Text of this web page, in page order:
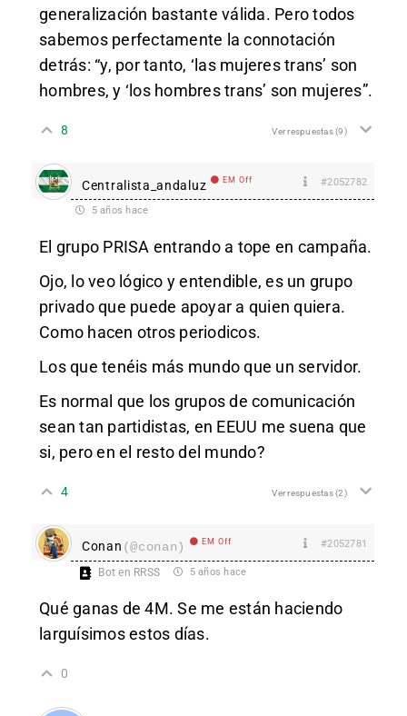
generalización bastante válida. Pero todos
sabemos perfectamente la connotación
detrás: “y, por tanto, ‘las mujeres trans’ son
hombres, y ‘los hombres trans’ son mujeres”.
8 Ver respuestas(9)
Centralista_andaluz EM Off #2052782
5 años hace
El grupo PRISA entrando a tope en campaña.
Ojo, lo veo lógico y entendible, es un grupo
privado que puede apoyar a quien quiera.
Como hacen otros periodicos.
Los que tenéis más mundo que un servidor.
Es normal que los grupos de comunicación
sean tan partidistas, en EEUU me suena que
si, pero en el resto del mundo?
4 Ver respuestas(2)
Conan (@conan) EM Off #2052781
Bot en RRSS 5 años hace
Qué ganas de 4M. Se me están haciendo
larguísimos estos días.
0